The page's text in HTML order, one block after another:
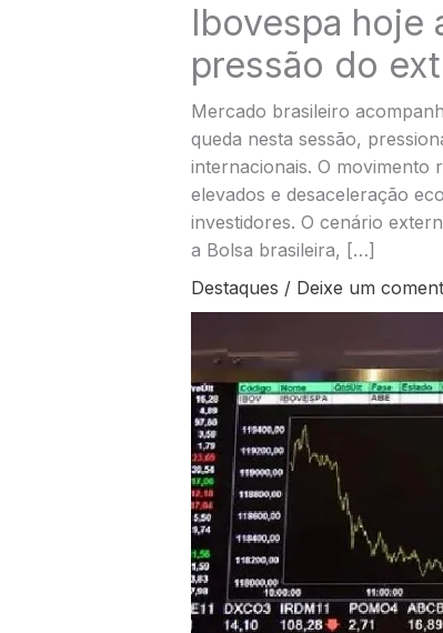
Ibovespa hoje
pressão do
Mercado brasileiro
queda nesta sessão,
internacionais. O movimento
elevados e desaceleração
investidores. O cenário
a Bolsa brasileira, […]
Destaques / Deixe um